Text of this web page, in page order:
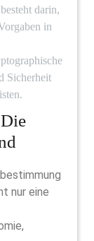
darin,
in
Sicherheit
nur eine